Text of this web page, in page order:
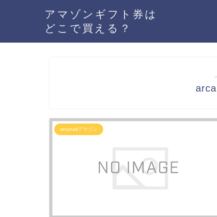
アマゾンギフト券は
どこで買える？
arcanaltアマゾン